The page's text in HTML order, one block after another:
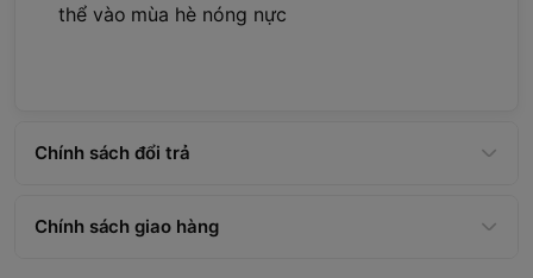
thể vào mùa hè nóng nực
Chính sách đổi trả
Chính sách giao hàng